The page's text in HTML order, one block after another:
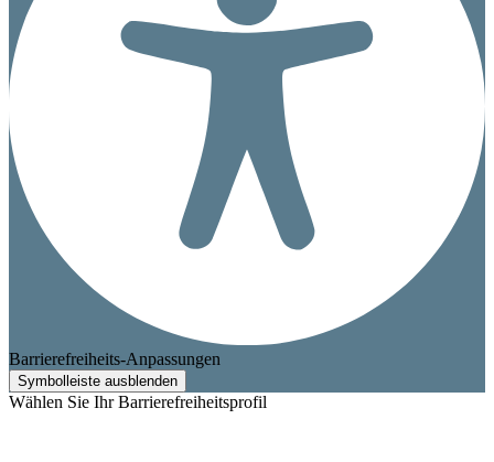
Barrierefreiheits-Anpassungen
Symbolleiste ausblenden
Wählen Sie Ihr Barrierefreiheitsprofil